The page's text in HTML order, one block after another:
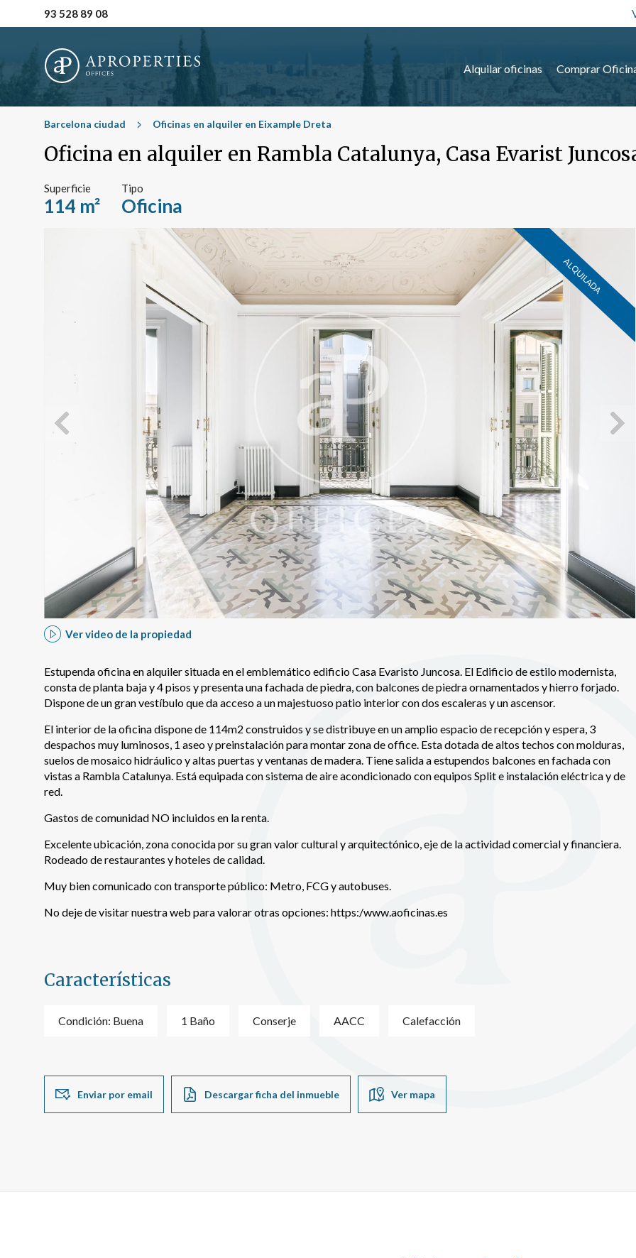
93 528 89 08
Alquilar oficinas Comprar
Barcelona ciudad Oficinas en alquiler en Eixample Dreta
Oficina en alquiler en Rambla Catalunya, Casa Evarist
Superficie
114 m²
Tipo
Oficina
ALQUILADA
Ver video de la propiedad
Estupenda oficina en alquiler situada en el emblemático edificio Casa Evaristo Juncosa. El Edificio de estilo modernista,
consta de planta baja y 4 pisos y presenta una fachada de piedra, con balcones de piedra ornamentados y hierro forjado.
Dispone de un gran vestíbulo que da acceso a un majestuoso patio interior con dos escaleras y un ascensor.
El interior de la oficina dispone de 114m2 construidos y se distribuye en un amplio espacio de recepción y espera, 3
despachos muy luminosos, 1 aseo y preinstalación para montar zona de office. Esta dotada de altos techos con molduras,
suelos de mosaico hidráulico y altas puertas y ventanas de madera. Tiene salida a estupendos balcones en fachada con
vistas a Rambla Catalunya. Está equipada con sistema de aire acondicionado con equipos Split e instalación eléctrica y de
red.
Gastos de comunidad NO incluidos en la renta.
Excelente ubicación, zona conocida por su gran valor cultural y arquitectónico, eje de la actividad comercial y financiera.
Rodeado de restaurantes y hoteles de calidad.
Muy bien comunicado con transporte público: Metro, FCG y autobuses.
No deje de visitar nuestra web para valorar otras opciones: https:/www.aoficinas.es
Características
Condición: Buena 1 Baño Conserje AACC Calefacción
Enviar por email Descargar ficha del inmueble Ver mapa
Modificar cookies
Técnicas y funcionales
Este sitio web utiliza Cookies propias para recopilar información con la finalidad
mejorar nuestros servicios. Si continua navegando, supone la aceptación de la
instalación de las mismas. El usuario tiene la posibilidad de configurar su
pudiendo, si así lo desea, impedir que sean instaladas en su disco duro,
deberá tener en cuenta que dicha acción podrá ocasionar dificultades de
de la página web.
Analíticas y personalización
los usuarios con el fin de introducir mejoras en función del análisis de los datos
que hacen los usuarios del servicio. Permiten guardar la información de
del usuario para mejorar la calidad de nuestros servicios y para ofrecer una
experiencia a través de productos recomendados.
Marketing y publicidad
Estas cookies son utilizadas para almacenar información sobre las
elecciones personales del usuario a través de la observación continuada de sus